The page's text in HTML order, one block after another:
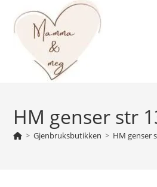
content
HM genser str
> Gjenbruksbutikken > HM genser